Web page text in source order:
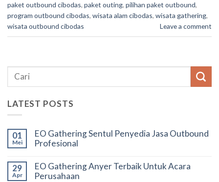
paket outbound cibodas, paket outing, pilihan paket outbound,
program outbound cibodas, wisata alam cibodas, wisata gathering,
wisata outbound cibodas
Leave a comment
LATEST POSTS
01
Mei
EO Gathering Sentul Penyedia Jasa Outbound
Profesional
29
Apr
EO Gathering Anyer Terbaik Untuk Acara
Perusahaan